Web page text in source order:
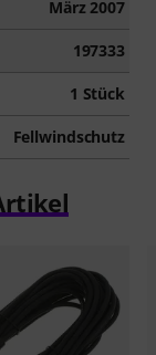
März 2007
197333
1 Stück
Fellwindschutz